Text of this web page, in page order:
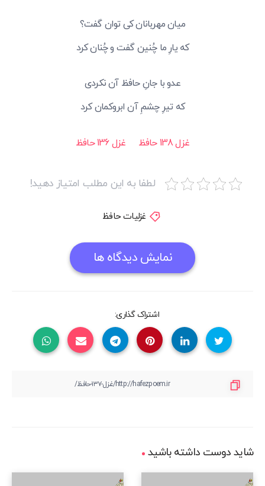
میان مهربانان کی توان گفت؟
که یارِ ما چُنین گفت و چُنان کرد
عدو با جانِ حافظ آن نکردی
که تیرِ چشمِ آن ابروکمان کرد
غزل 138 حافظ غزل 136 حافظ
لطفا به این مطلب امتیاز دهید!
غزلیات حافظ
نمایش دیدگاه ها
اشتراک گذاری:
شاید دوست داشته باشید